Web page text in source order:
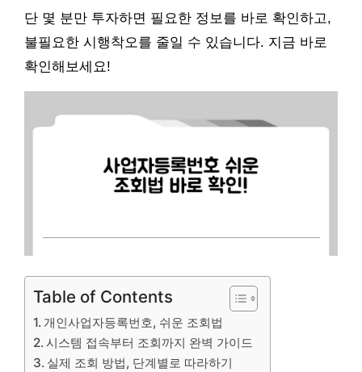
단 몇 분만 투자하면 필요한 정보를 바로 확인하고,
불필요한 시행착오를 줄일 수 있습니다. 지금 바로
확인해보세요!
Table of Contents
개인사업자등록번호, 쉬운 조회법
시스템 접속부터 조회까지 완벽 가이드
실제 조회 방법, 단계별로 따라하기